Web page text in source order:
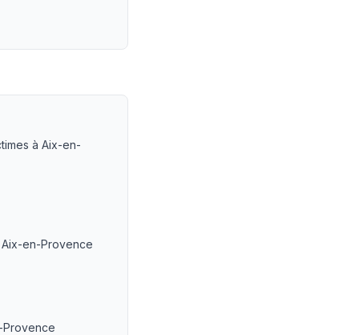
à Aix-en-
en-Provence
Provence